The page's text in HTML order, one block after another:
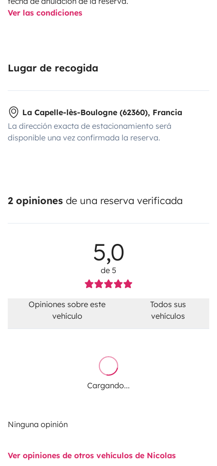
Ver las condiciones
Lugar de recogida
La Capelle-lès-Boulogne (62360), Francia
La dirección exacta de estacionamiento será
disponible una vez confirmada la reserva.
2 opiniones de una reserva verificada
5,0
de 5
Opiniones sobre este
vehículo
Todos sus
vehículos
Cargando...
Ninguna opinión
Ver opiniones de otros vehículos de Nicolas